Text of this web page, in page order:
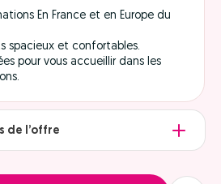
En France et en Europe du
spacieux et confortables.
pour vous accueillir dans les
de l’offre